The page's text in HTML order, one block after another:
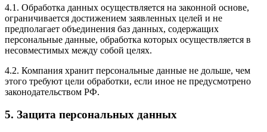
4.1. Обработка данных осуществляется на законной основе,
ограничивается достижением заявленных целей и не
предполагает объединения баз данных, содержащих
персональные данные, обработка которых осуществляется в
несовместимых между собой целях.
4.2. Компания хранит персональные данные не дольше, чем
этого требуют цели обработки, если иное не предусмотрено
законодательством РФ.
5. Защита персональных данных